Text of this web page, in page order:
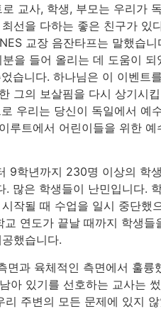
교사, 학생, 부모는 우리가
선을 다하는 좋은 친구가 있
교장 음잔타프는 말했습니
을 들어 올리는 데 도움이 되
습니다. 하나님은 이 이벤트
그의 보살핌을 다시 상기시
우리는 당신이 독일에서 예
루트에서 어린이들을 위한 예
9학년까지 230명 이상의 학
. 많은 학생들이 난민입니다.
작될 때 수업을 일시 중단했
교 연도가 끝날 때까지 학생들
했습니다.
면과 육체적인 측면에서 훌륭
아 있기를 선호하는 교사는
리 주변의 모든 문제에 있지